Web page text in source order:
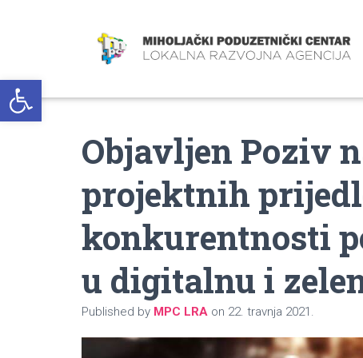
Open toolbar
Objavljen Poziv
projektnih
konkurentnosti
u digitalnu i
Published by MPC LRA on 22. travnja 2021.